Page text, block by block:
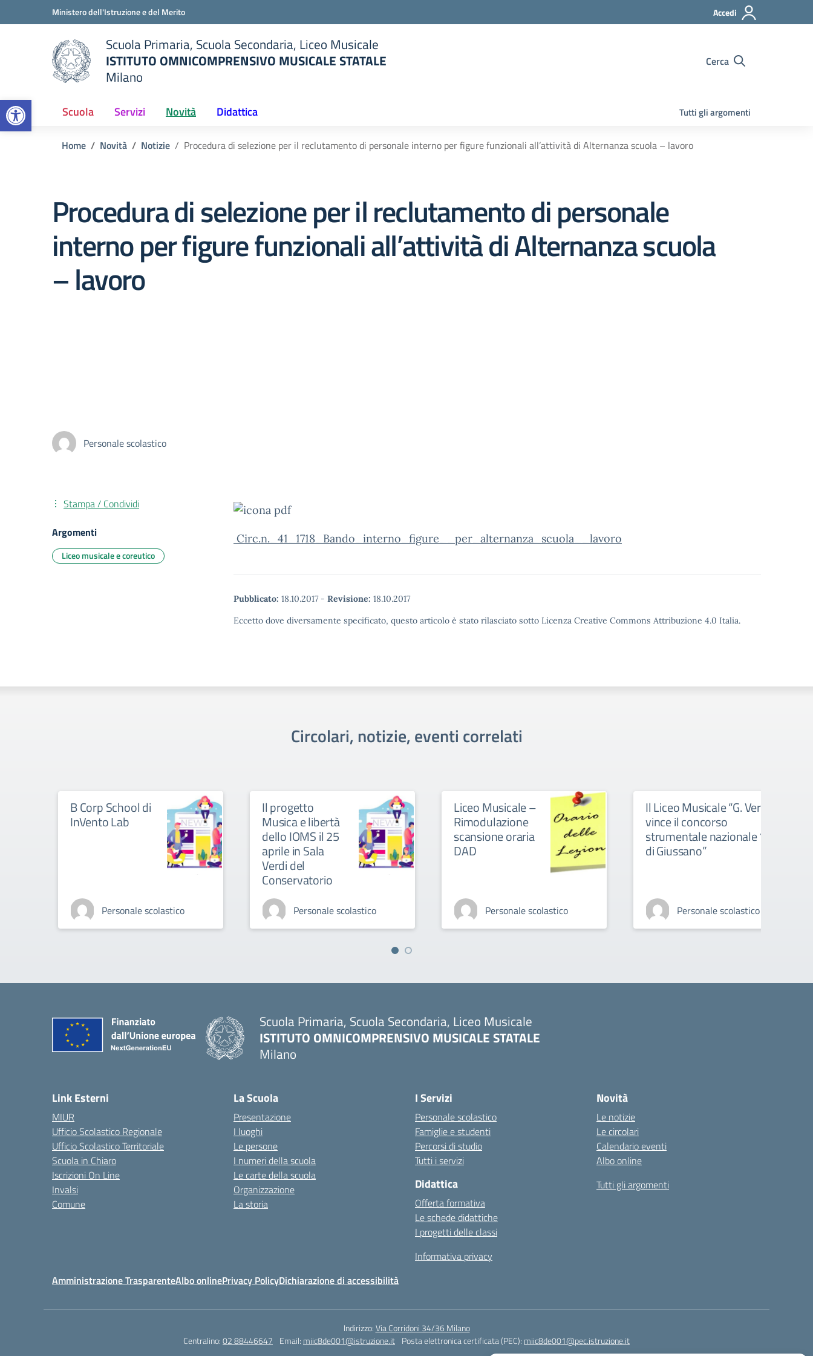
Open toolbar
Vai ai contenuti
Vai al menu di navigazioneMinistero dell'Istruzione e del Merito Accedi
scuola
Scuola Primaria, Scuola Secondaria, Liceo Musicale
ISTITUTO OMNICOMPRENSIVO MUSICALE STATALE
Milano
Cerca
Scuola Servizi Novità Didattica Tutti gli argomenti
Home Novità Notizie Procedura di selezione per il reclutamento di personale interno per figure funzionali all’attività di Alternanza scuola – lavoro
Procedura di selezione per il reclutamento di personale
interno per figure funzionali all’attività di Alternanza scuola
– lavoro
Personale scolastico
Circ.n._41_1718_Bando_interno_figure__per_alternanza_scuola__lavoro
Pubblicato: 18.10.2017 - Revisione: 18.10.2017
Eccetto dove diversamente specificato, questo articolo è stato rilasciato sotto Licenza Creative Commons Attribuzione 4.0 Italia.
Stampa / Condividi
Argomenti
Liceo musicale e coreutico
Circolari, notizie, eventi correlati
B Corp School di
InVento Lab
Personale scolastico
Il progetto
Musica e libertà
dello IOMS il 25
aprile in Sala
Verdi del
Conservatorio
Personale scolastico
Liceo Musicale –
Rimodulazione
scansione oraria
DAD
Personale scolastico
Il Liceo Musicale “G. Verdi”
vince il concorso
strumentale nazionale “Città
di Giussano”
Personale scolastico
Scuola Primaria, Scuola Secondaria, Liceo Musicale
ISTITUTO OMNICOMPRENSIVO MUSICALE STATALE
Milano
Link Esterni
MIUR
Ufficio Scolastico Regionale
Ufficio Scolastico Territoriale
Scuola in Chiaro
Iscrizioni On Line
Invalsi
Comune
La Scuola
Presentazione
I luoghi
Le persone
I numeri della scuola
Le carte della scuola
Organizzazione
La storia
I Servizi
Personale scolastico
Famiglie e studenti
Percorsi di studio
Tutti i servizi
Didattica
Offerta formativa
Le schede didattiche
I progetti delle classi
Informativa privacy
Novità
Le notizie
Le circolari
Calendario eventi
Albo online
Tutti gli argomenti
Amministrazione TrasparenteAlbo onlinePrivacy PolicyDichiarazione di accessibilità
Indirizzo:Via Corridoni 34/36 Milano
Centralino:02 88446647 Email: miic8de001@istruzione.it Posta elettronica certificata (PEC): miic8de001@pec.istruzione.it